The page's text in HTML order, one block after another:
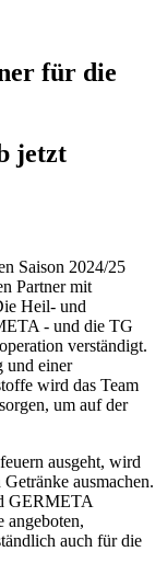
für die
jetzt
Saison 2024/25
Partner mit
Heil- und
- und die TG
verständigt.
und einer
wird das Team
um auf der
ausgeht, wird
ausmachen.
GERMETA
angeboten,
auch für die